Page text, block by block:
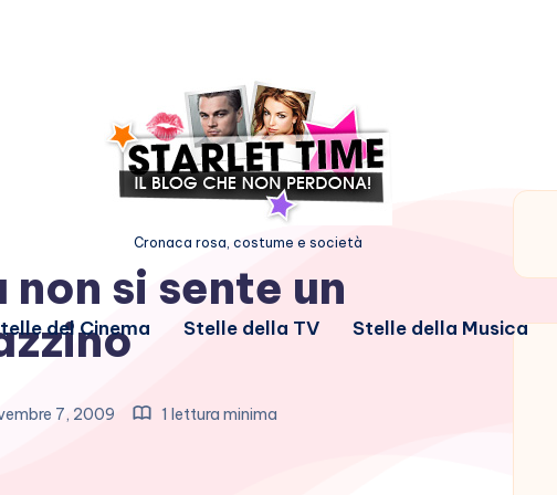
Cronaca rosa, costume e società
del Cinema Stelle della TV Stelle della Musica
si sente un
7, 2009 1 lettura minima